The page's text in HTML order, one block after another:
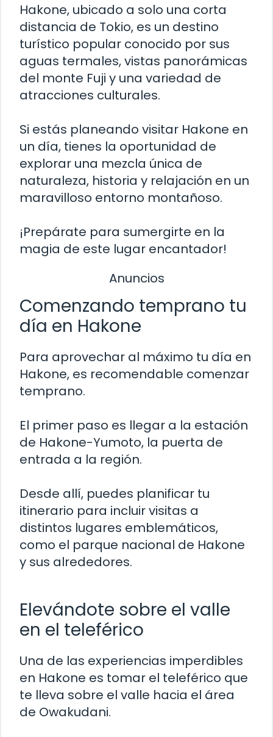
Hakone, ubicado a solo una corta
distancia de Tokio, es un destino
turístico popular conocido por sus
aguas termales, vistas panorámicas
del monte Fuji y una variedad de
atracciones culturales.
Si estás planeando visitar Hakone en
un día, tienes la oportunidad de
explorar una mezcla única de
naturaleza, historia y relajación en un
maravilloso entorno montañoso.
¡Prepárate para sumergirte en la
magia de este lugar encantador!
Anuncios
Comenzando temprano tu
día en Hakone
Para aprovechar al máximo tu día en
Hakone, es recomendable comenzar
temprano.
El primer paso es llegar a la estación
de Hakone-Yumoto, la puerta de
entrada a la región.
Desde allí, puedes planificar tu
itinerario para incluir visitas a
distintos lugares emblemáticos,
como el parque nacional de Hakone
y sus alrededores.
Elevándote sobre el valle
en el teleférico
Una de las experiencias imperdibles
en Hakone es tomar el teleférico que
te lleva sobre el valle hacia el área
de Owakudani.